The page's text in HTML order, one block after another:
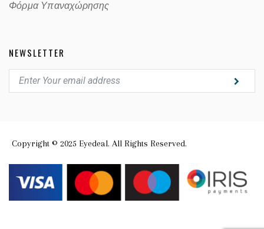
Φόρμα Υπαναχώρησης
NEWSLETTER
Copyright © 2025 Eyedeal. All Rights Reserved.